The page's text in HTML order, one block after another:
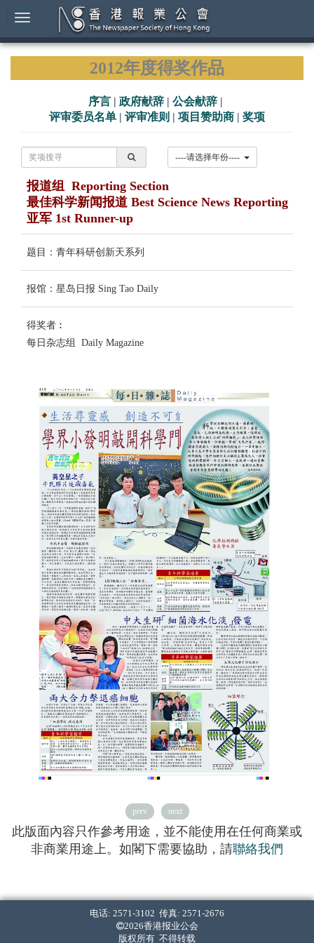
2012年度得奖作品
序言 | 政府献辞 | 公会献辞 |
评审委员名单 | 评审准则 | 项目赞助商 | 奖项
报道组 Reporting Section
最佳科学新闻报道 Best Science News Reporting
亚军 1st Runner-up
题目：青年科研创新天系列
报馆：星岛日报 Sing Tao Daily
得奖者︰
每日杂志组 Daily Magazine
prev next
此版面內容只作參考用途，並不能使用在任何商業或
非商業用途上。如閣下需要協助，請聯絡我們
电话: 2571-3102 传真: 2571-2676
2026香港报业公会
版权所有 不得转载